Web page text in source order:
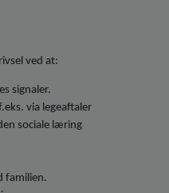
ved at:
signaler.
via legeaftaler
sociale læring
familien.